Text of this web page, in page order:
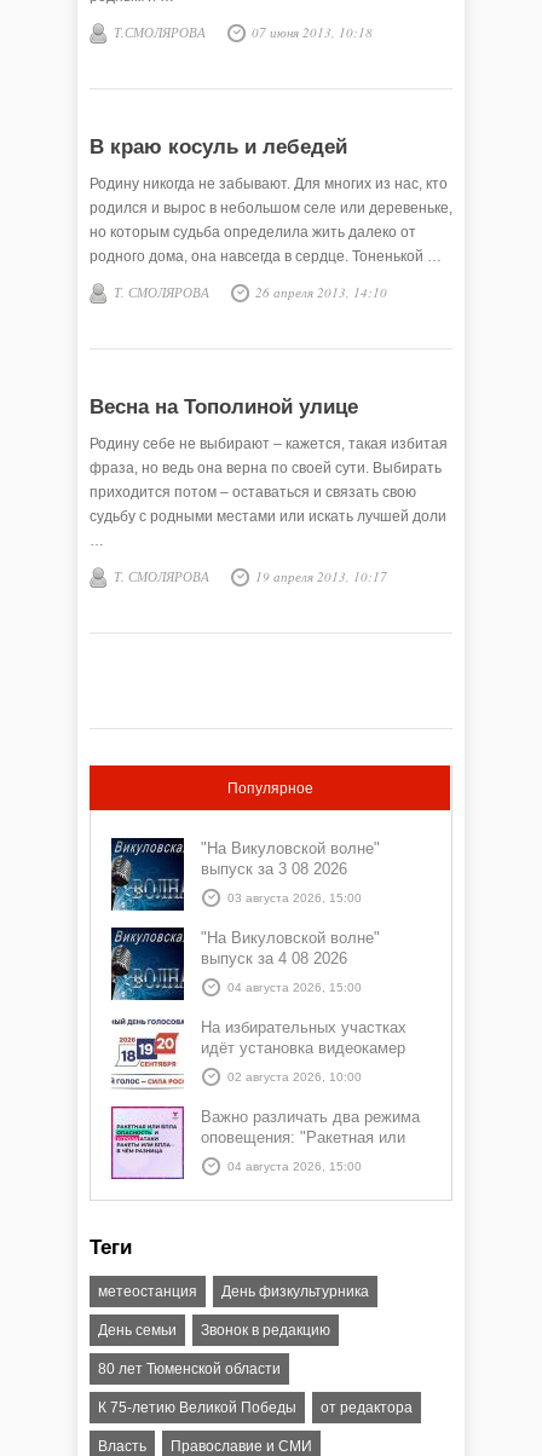
Т.СМОЛЯРОВА 07 июня 2013, 10:18
В краю косуль и лебедей
Родину никогда не забывают. Для многих из нас, кто
родился и вырос в небольшом селе или деревеньке,
но которым судьба определила жить далеко от
родного дома, она навсегда в сердце. Тоненькой …
Т. СМОЛЯРОВА 26 апреля 2013, 14:10
Весна на Тополиной улице
Родину себе не выбирают – кажется, такая избитая
фраза, но ведь она верна по своей сути. Выбирать
приходится потом – оставаться и связать свою
судьбу с родными местами или искать лучшей доли
…
Т. СМОЛЯРОВА 19 апреля 2013, 10:17
Популярное
"На Викуловской волне"
выпуск за 3 08 2026
03 августа 2026, 15:00
"На Викуловской волне"
выпуск за 4 08 2026
04 августа 2026, 15:00
На избирательных участках
идёт установка видеокамер
02 августа 2026, 10:00
Важно различать два режима
оповещения: "Ракетная или
БПЛА опасность" и "Угроза
атаки ракеты или БПЛА"
04 августа 2026, 15:00
Теги
метеостанция День физкультурника
День семьи Звонок в редакцию
80 лет Тюменской области
К 75-летию Великой Победы от редактора
Власть Православие и СМИ